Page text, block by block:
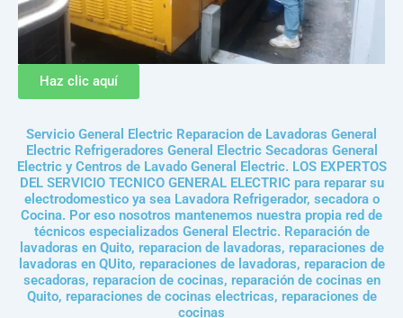
Haz clic aquí
Servicio General Electric Reparacion de Lavadoras General
Electric Refrigeradores General Electric Secadoras General
Electric y Centros de Lavado General Electric. LOS EXPERTOS
DEL SERVICIO TECNICO GENERAL ELECTRIC para reparar su
electrodomestico ya sea Lavadora Refrigerador, secadora o
Cocina. Por eso nosotros mantenemos nuestra propia red de
técnicos especializados General Electric. Reparación de
lavadoras en Quito, reparacion de lavadoras, reparaciones de
lavadoras en QUito, reparaciones de lavadoras, reparacion de
secadoras, reparacion de cocinas, reparación de cocinas en
Quito, reparaciones de cocinas electricas, reparaciones de
cocinas